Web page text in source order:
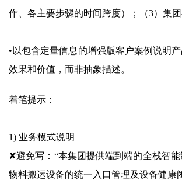
作、各主要步骤的时间跨度）；（3）集
•以包含定量信息的增强版客户案例说明
效果和价值，而非抽象描述。
着笔提示：
1) 业务模式说明
✘避免写：“本集团提供端到端的全栈智
物料搬运设备的统一入口管理及设备健康